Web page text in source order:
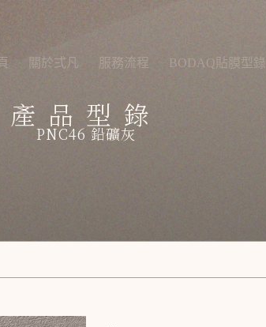
關於弍凡 服務流程 BODAQ貼膜型錄
產品型錄
PNC46 鉛礦灰